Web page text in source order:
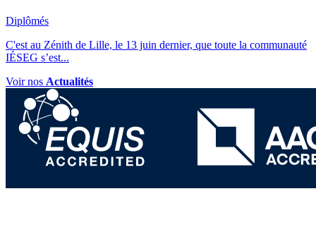
Diplômés
C'est au Zénith de Lille, le 13 juin dernier, que toute la communauté
IÉSEG s’est...
Voir nos Actualités